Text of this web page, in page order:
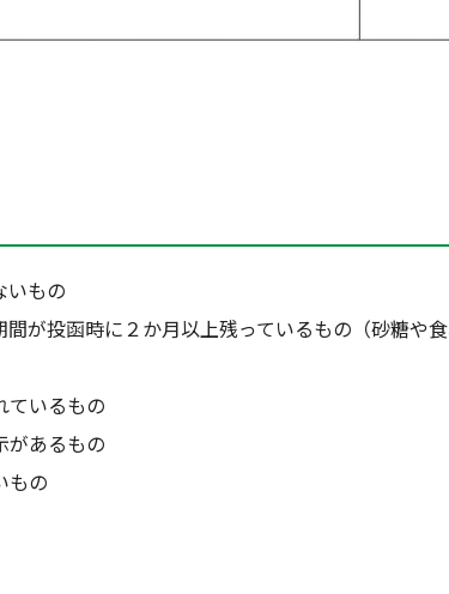
いもの
が投函時に２か月以上残っているもの（砂糖や
ているもの
があるもの
もの